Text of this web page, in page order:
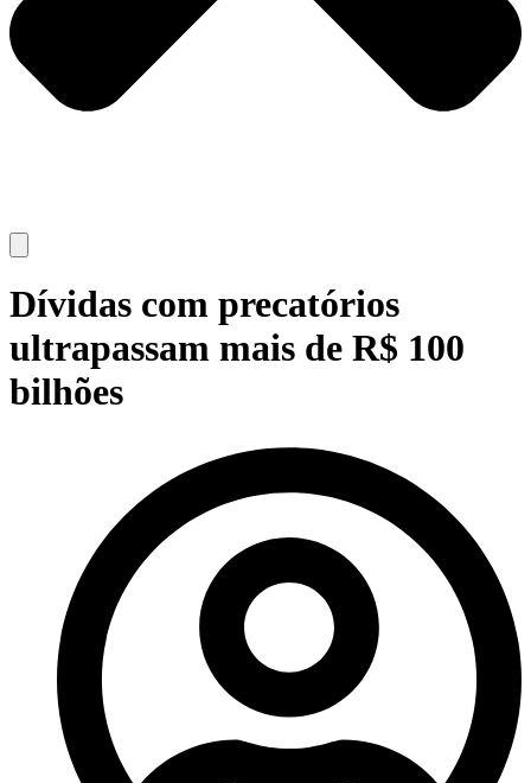
Dívidas com precatórios
ultrapassam mais de R$ 100
bilhões